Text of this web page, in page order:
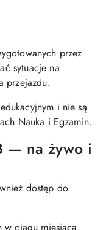
przez
sytuacje na
przejazdu.
i nie są
Nauka i Egzamin.
— na żywo i
dostęp do